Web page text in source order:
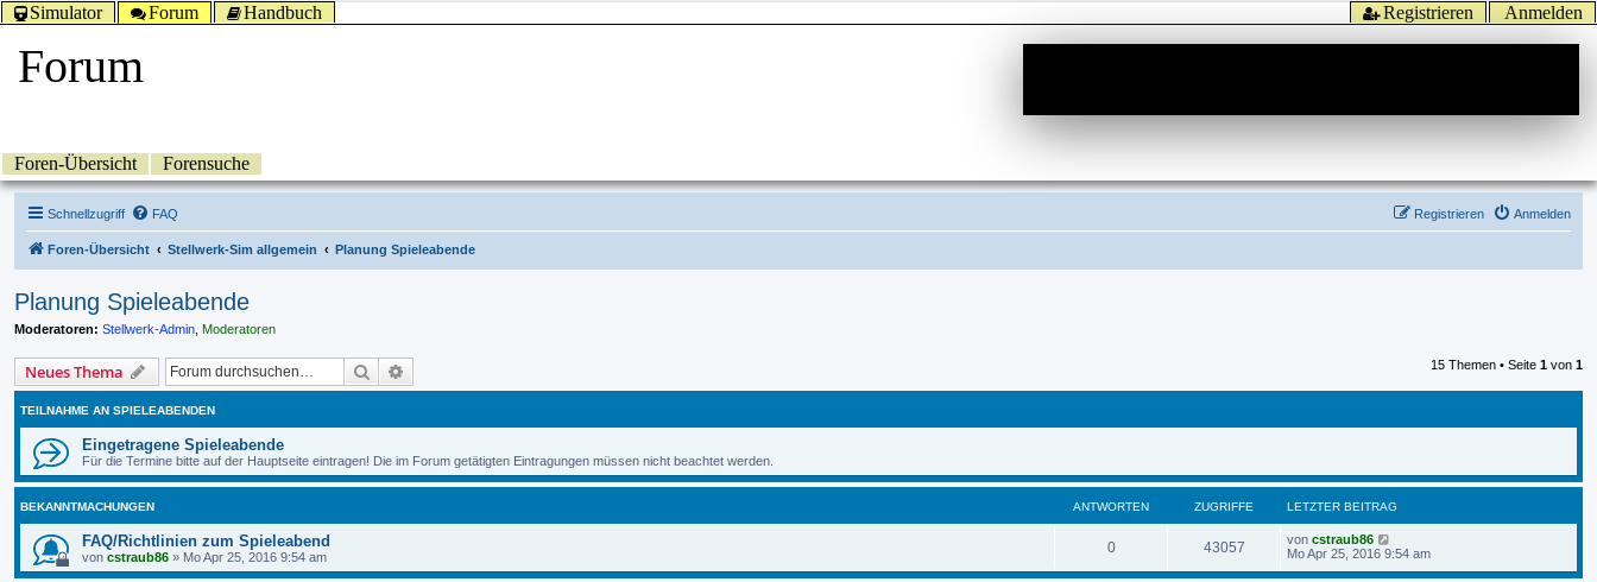
Anmelden
Registrieren
Simulator Forum Handbuch
Forum
Foren-Übersicht Forensuche
Schnellzugriff FAQ Anmelden
Registrieren
Foren-Übersicht Stellwerk-Sim allgemein Planung Spieleabende
Planung Spieleabende
Moderatoren: Stellwerk-Admin Moderatoren
Neues Thema Suche 15 Themen • Seite 1 von 1
TEILNAHME AN SPIELEABENDEN
Eingetragene Spieleabende
Für die Termine bitte auf der Hauptseite eintragen! Die im Forum getätigten Eintragungen müssen nicht beachtet werden.
BEKANNTMACHUNGEN ANTWORTEN ZUGRIFFE LETZTER BEITRAG
FAQ/Richtlinien zum Spieleabend
von cstraub86 » Mo Apr 25, 2016 9:54 am
0 43057 von cstraub86
Mo Apr 25, 2016 9:54 am